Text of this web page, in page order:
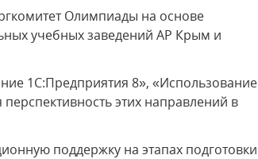
Олимпиады на основе
учебных заведений АР Крым и
1C:Предприятия 8», «Использование
этих направлений в
поддержку на этапах подготовки